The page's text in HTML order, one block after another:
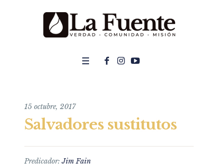
15 octubre, 2017
Salvadores sustitutos
Predicador:Jim Fain